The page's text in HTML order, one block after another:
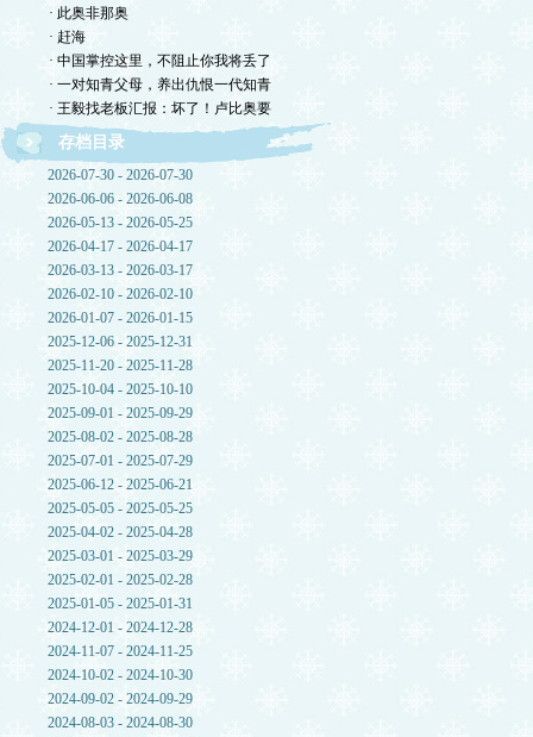
· 此奥非那奥
· 赶海
· 中国掌控这里，不阻止你我将丢了
· 一对知青父母，养出仇恨一代知青
· 王毅找老板汇报：坏了！卢比奥要
存档目录
2026-07-30 - 2026-07-30
2026-06-06 - 2026-06-08
2026-05-13 - 2026-05-25
2026-04-17 - 2026-04-17
2026-03-13 - 2026-03-17
2026-02-10 - 2026-02-10
2026-01-07 - 2026-01-15
2025-12-06 - 2025-12-31
2025-11-20 - 2025-11-28
2025-10-04 - 2025-10-10
2025-09-01 - 2025-09-29
2025-08-02 - 2025-08-28
2025-07-01 - 2025-07-29
2025-06-12 - 2025-06-21
2025-05-05 - 2025-05-25
2025-04-02 - 2025-04-28
2025-03-01 - 2025-03-29
2025-02-01 - 2025-02-28
2025-01-05 - 2025-01-31
2024-12-01 - 2024-12-28
2024-11-07 - 2024-11-25
2024-10-02 - 2024-10-30
2024-09-02 - 2024-09-29
2024-08-03 - 2024-08-30